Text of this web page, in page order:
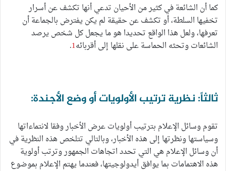
كما أن الشائعة في كثير من الأحيان تدعي أنها تكشف عن أسرار
تخفيها السلطة، أو تكشف عن حقيقة لم يكن يفترض بالجماعة أن
تعرفها، ولعل هذا الواقع تحديدا هو ما يجعل كل شخص يرصد
الشائعات وتحثه الحماسة على نقلها إلى أقربائه1
.
ثالثاً: نظرية ترتيب الأولويات أو وضع الأجندة:
تقوم وسائل الإعلام بترتيب أولويات عرض الأخبار وفقا لانتماءاتها
وسياستها ونظرتها إلى هذه الأخبار، وبالتالي تتلخص هذه النظرية في
أن وسائل الإعلام هي التي تحدد اتجاهات الجمهور وترتب أولوية
هذه الاهتمامات بما يوافق أيدولوجيتها، فعندما يهتم الإعلام بموضوع